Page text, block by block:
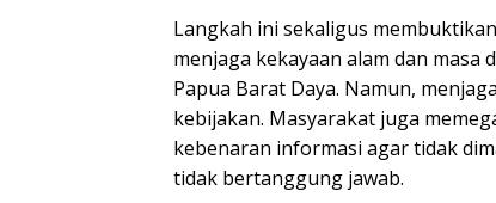
Langkah ini sekaligus
menjaga kekayaan alam dan
Papua Barat Daya. Namun,
kebijakan. Masyarakat juga
kebenaran informasi agar tidak
tidak bertanggung jawab.